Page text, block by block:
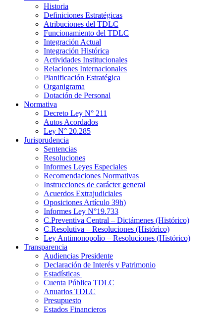
Historia
Definiciones Estratégicas
Atribuciones del TDLC
Funcionamiento del TDLC
Integración Actual
Integración Histórica
Actividades Institucionales
Relaciones Internacionales
Planificación Estratégica
Organigrama
Dotación de Personal
Normativa
Decreto Ley N° 211
Autos Acordados
Ley N° 20.285
Jurisprudencia
Sentencias
Resoluciones
Informes Leyes Especiales
Recomendaciones Normativas
Instrucciones de carácter general
Acuerdos Extrajudiciales
Oposiciones Artículo 39h)
Informes Ley N°19.733
C.Preventiva Central – Dictámenes (Histórico)
C.Resolutiva – Resoluciones (Histórico)
Ley Antimonopolio – Resoluciones (Histórico)
Transparencia
Audiencias Presidente
Declaración de Interés y Patrimonio
Estadísticas
Cuenta Pública TDLC
Anuarios TDLC
Presupuesto
Estados Financieros